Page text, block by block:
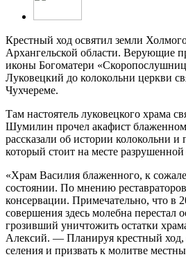
Крестный ход освятил земли
Архангельской области. Верующие
иконы Богоматери
Луковецкий до колокольни церкви
Чухчереме.
Там настоятель луковецкого храма
Шумилин прочел акафист
рассказали об истории колокольни и
который стоит на месте
«Храм Василия блаженного, к
состоянии. По мнению
консервации. Примечательно, что в
совершения здесь молебна перестал
грозивший уничтожить остатки
Алексий. — Планируя крестный ход,
селения и призвать к молитве